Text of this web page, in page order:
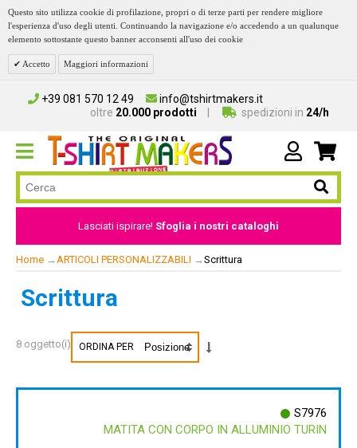
Questo sito utilizza cookie di profilazione, propri o di terze parti per rendere migliore
l'esperienza d'uso degli utenti. Continuando la navigazione e/o accedendo a un qualunque
elemento sottostante questo banner acconsenti all'uso dei cookie
Accetto Maggiori informazioni
+39 081 570 12 49
info@tshirtmakers.it
oltre 20.000 prodotti spedizioni in 24/h
Lasciati ispirare! Sfoglia i nostri cataloghi
Home → ARTICOLI PERSONALIZZABILI → Scrittura
Scrittura
8 oggetto(i) ORDINA PER
S7976
MATITA CON CORPO IN ALLUMINIO TURIN